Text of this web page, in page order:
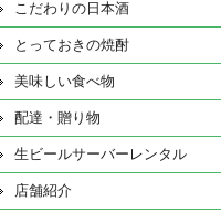
こだわりの日本酒
とっておきの焼酎
美味しい食べ物
配達・贈り物
生ビールサーバーレンタル
店舗紹介